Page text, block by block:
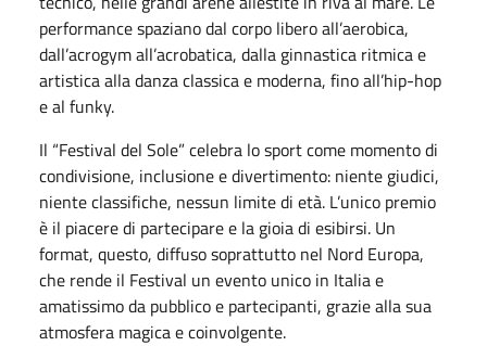
performance spaziano dal corpo libero all’aerobica,
dall’acrogym all’acrobatica, dalla ginnastica ritmica e
artistica alla danza classica e moderna, fino all’hip-hop
e al funky.
Il “Festival del Sole” celebra lo sport come momento di
condivisione, inclusione e divertimento: niente giudici,
niente classifiche, nessun limite di età. L’unico premio
è il piacere di partecipare e la gioia di esibirsi. Un
format, questo, diffuso soprattutto nel Nord Europa,
che rende il Festival un evento unico in Italia e
amatissimo da pubblico e partecipanti, grazie alla sua
atmosfera magica e coinvolgente.